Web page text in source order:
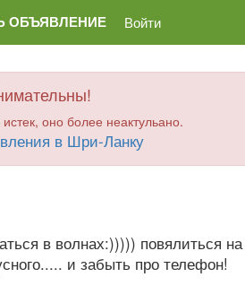
ОБЪЯВЛЕНИЕ Войти
оно более неактульано.
в Шри-Ланку
в волнах:))))) повялиться на
и забыть про телефон!